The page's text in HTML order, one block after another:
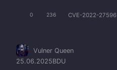
0 236 CVE-2022-27596
Vulner Queen
25.06.2025BDU